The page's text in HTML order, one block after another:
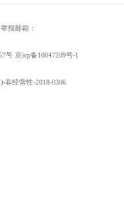
报邮箱：
号 京icp备10047209号-1
非经营性-2018-0306